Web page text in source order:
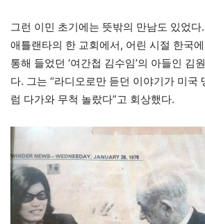
그런 이민 초기에는 뜻밖의 만남도 있었
애틀랜타의 한 교회에서, 어린 시절 한국
통해 들었던 ‘여간첩 김수임’의 아들인 김
다. 그는 “라디오로만 듣던 이야기가 미국
럼 다가와 무척 놀랐다”고 회상했다.